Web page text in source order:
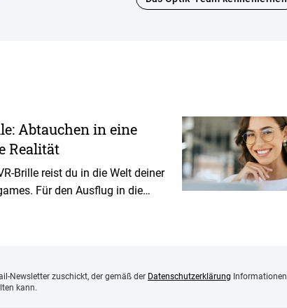
Abtauchen in eine
Realität
Brille reist du in die Welt deiner
Für den Ausflug in die
Newsletter zuschickt, der gemäß der Datenschutzerklärung Informationen
kann.